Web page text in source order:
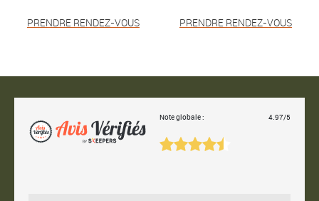
PRENDRE RENDEZ-VOUS PRENDRE RENDEZ-VOUS
Note globale : 4.97/5